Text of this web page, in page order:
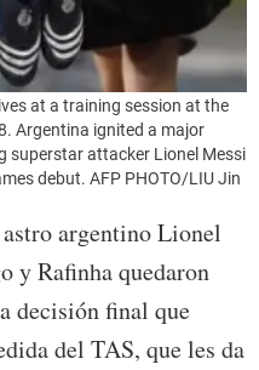
at a training session at the
Argentina ignited a major
superstar attacker Lionel Messi
debut. AFP PHOTO/LIU Jin
argentino Lionel
y Rafinha quedaron
decisión final que
del TAS, que les da